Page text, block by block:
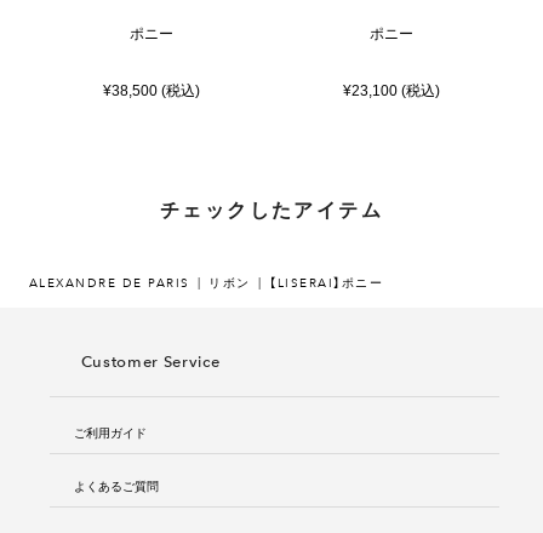
ポニー
¥38,500 (税込)
ポニー
¥23,100 (税込)
チェックしたアイテム
ALEXANDRE DE PARIS リボン 【LISERAI】ポニー
Customer Service
ご利用ガイド
よくあるご質問